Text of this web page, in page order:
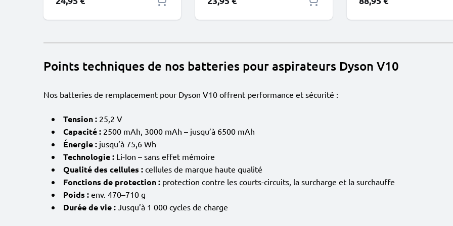
Points techniques de nos batteries pour aspirateurs Dyson V10
Nos batteries de remplacement pour Dyson V10 offrent performance et sécurité :
Tension : 25,2 V
Capacité : 2500 mAh, 3000 mAh – jusqu’à 6500 mAh
Énergie : jusqu’à 75,6 Wh
Technologie : Li-Ion – sans effet mémoire
Qualité des cellules : cellules de marque haute qualité
Fonctions de protection : protection contre les courts-circuits, la surcharge et la surchauffe
Poids : env. 470–710 g
Durée de vie : Jusqu’à 1 000 cycles de charge